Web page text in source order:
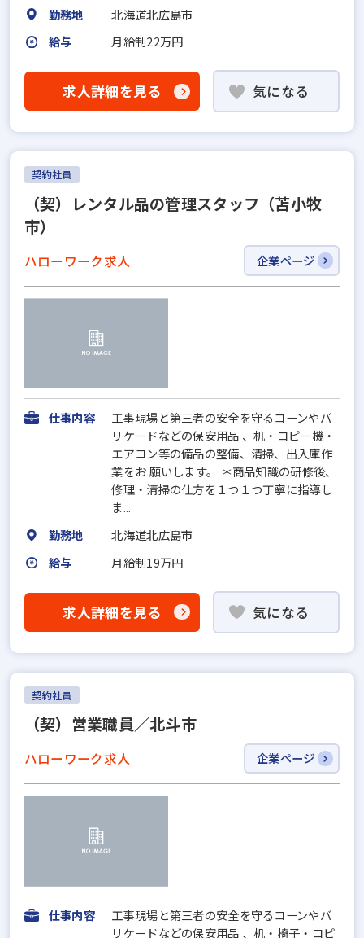
勤務地
北海道北広島市
給与
月給制22万円
求人詳細を見る 気になる
契約社員
（契）レンタル品の管理スタッフ（苫小牧
市）
ハローワーク求人 企業ページ
仕事内容
工事現場と第三者の安全を守るコーンやバ
リケードなどの保安用品 、机・コピー機・
エアコン等の備品の整備、清掃、出入庫作
業をお 願いします。 ＊商品知識の研修後、
修理・清掃の仕方を１つ１つ丁寧に指導し
ま...
勤務地
北海道北広島市
給与
月給制19万円
求人詳細を見る 気になる
契約社員
（契）営業職員／北斗市
ハローワーク求人 企業ページ
仕事内容
工事現場と第三者の安全を守るコーンやバ
リケードなどの保安用品 、机・椅子・コピ